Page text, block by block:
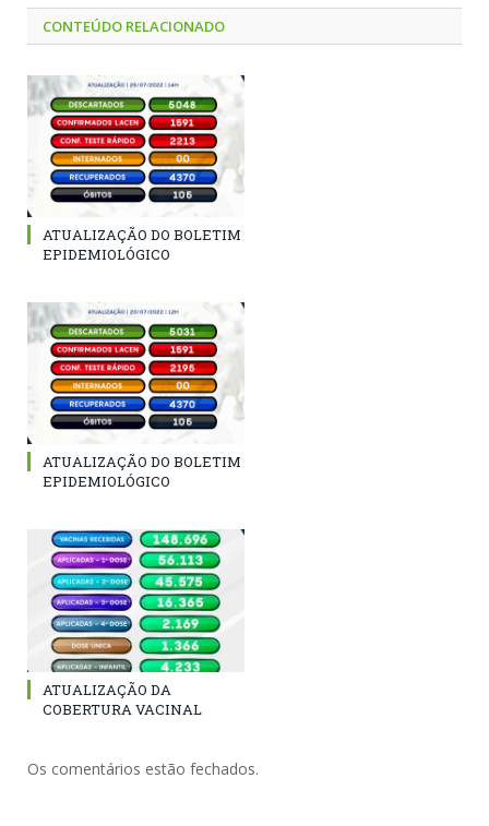
CONTEÚDO RELACIONADO
ATUALIZAÇÃO DO BOLETIM
EPIDEMIOLÓGICO
ATUALIZAÇÃO DO BOLETIM
EPIDEMIOLÓGICO
ATUALIZAÇÃO DA
COBERTURA VACINAL
Os comentários estão fechados.